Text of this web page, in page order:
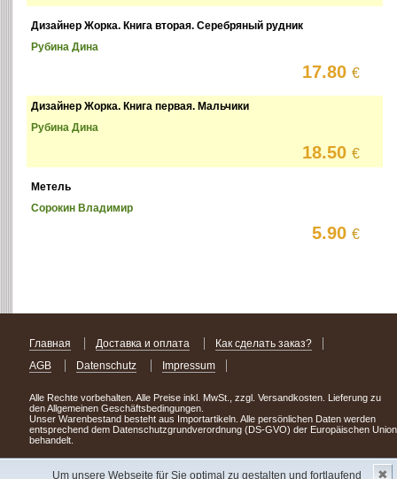
Um unsere Webseite für Sie optimal zu gestalten und fortlaufend ✖
Дизайнер Жорка. Книга вторая. Серебряный рудник
Рубина Дина
17.80€
Дизайнер Жорка. Книга первая. Мальчики
Рубина Дина
18.50€
Метель
Сорокин Владимир
5.90€
Главная Доставка и оплата
Как сделать заказ?
AGB
Datenschutz Impressum
Alle Rechte vorbehalten. Alle Preise inkl. MwSt., zzgl. Versandkosten. Lieferung zu
den Allgemeinen Geschäftsbedingungen.
Unser Warenbestand besteht aus Importartikeln. Alle persönlichen Daten werden
entsprechend dem Datenschutzgrundverordnung (DS-GVO) der Europäischen Union
behandelt.
Сделав заказ сегодня, уже через день или два Вы можете стать обладателем
НОВИНКИ из Германии! Удачного поиска!